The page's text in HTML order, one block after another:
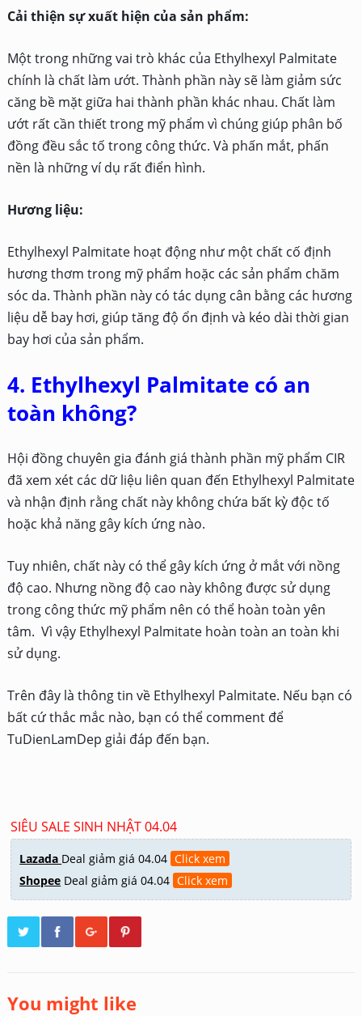
Cải thiện sự xuất hiện của sản phẩm:
Một trong những vai trò khác của Ethylhexyl Palmitate
chính là chất làm ướt. Thành phần này sẽ làm giảm sức
căng bề mặt giữa hai thành phần khác nhau. Chất làm
ướt rất cần thiết trong mỹ phẩm vì chúng giúp phân bố
đồng đều sắc tố trong công thức. Và phấn mắt, phấn
nền là những ví dụ rất điển hình.
Hương liệu:
Ethylhexyl Palmitate hoạt động như một chất cố định
hương thơm trong mỹ phẩm hoặc các sản phẩm chăm
sóc da. Thành phần này có tác dụng cân bằng các hương
liệu dễ bay hơi, giúp tăng độ ổn định và kéo dài thời gian
bay hơi của sản phẩm.
4. Ethylhexyl Palmitate có an
toàn không?
Hội đồng chuyên gia đánh giá thành phần mỹ phẩm CIR
đã xem xét các dữ liệu liên quan đến Ethylhexyl Palmitate
và nhận định rằng chất này không chứa bất kỳ độc tố
hoặc khả năng gây kích ứng nào.
Tuy nhiên, chất này có thể gây kích ứng ở mắt với nồng
độ cao. Nhưng nồng độ cao này không được sử dụng
trong công thức mỹ phẩm nên có thể hoàn toàn yên
tâm. Vì vậy Ethylhexyl Palmitate hoàn toàn an toàn khi
sử dụng.
Trên đây là thông tin về Ethylhexyl Palmitate. Nếu bạn có
bất cứ thắc mắc nào, bạn có thể comment để
TuDienLamDep giải đáp đến bạn.
SIÊU SALE SINH NHẬT 04.04
Lazada Deal giảm giá 04.04 Click xem
Shopee Deal giảm giá 04.04 Click xem
You might like